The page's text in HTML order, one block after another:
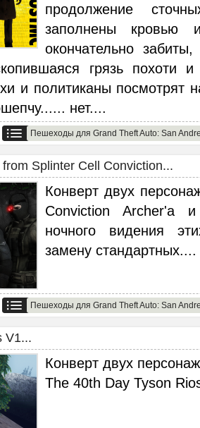
продолжение
заполнены кровью
окончательно
грязь похоти
и политиканы посмотрят
нет....
Пешеходы для Grand Theft Auto: San
Splinter Cell Conviction...
Конверт двух
Conviction Archer'a
ночного видения
замену стандартных....
Пешеходы для Grand Theft Auto: San
V1...
Конверт двух
The 40th Day Tyson